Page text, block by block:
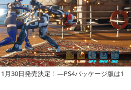
月30日発売決定！―PS4パッケージ版は1